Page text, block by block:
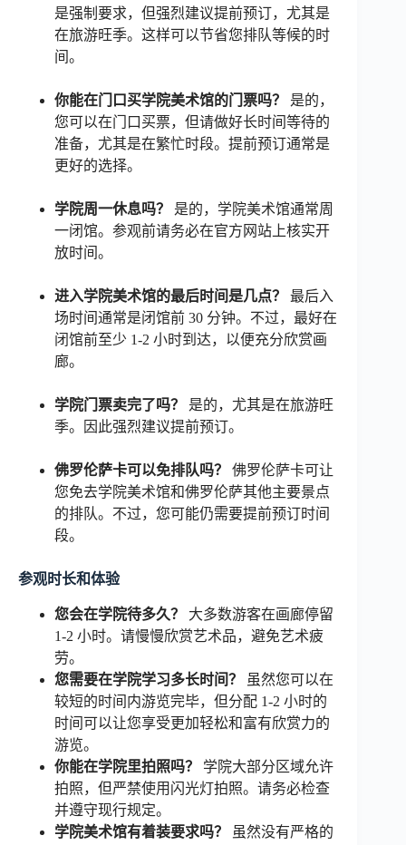
是强制要求，但强烈建议提前预订，尤其是
在旅游旺季。这样可以节省您排队等候的时
间。
你能在门口买学院美术馆的门票吗？
是的，
您可以在门口买票，但请做好长时间等待的
准备，尤其是在繁忙时段。提前预订通常是
更好的选择。
学院周一休息吗？
是的，学院美术馆通常周
一闭馆。参观前请务必在官方网站上核实开
放时间。
进入学院美术馆的最后时间是几点？
最后入
场时间通常是闭馆前 30 分钟。不过，最好在
闭馆前至少 1-2 小时到达，以便充分欣赏画
廊。
学院门票卖完了吗？
是的，尤其是在旅游旺
季。因此强烈建议提前预订。
佛罗伦萨卡可以免排队吗？
佛罗伦萨卡可让
您免去学院美术馆和佛罗伦萨其他主要景点
的排队。不过，您可能仍需要提前预订时间
段。
参观时长和体验
您会在学院待多久？
大多数游客在画廊停留
1-2 小时。请慢慢欣赏艺术品，避免艺术疲
劳。
您需要在学院学习多长时间？
虽然您可以在
较短的时间内游览完毕，但分配 1-2 小时的
时间可以让您享受更加轻松和富有欣赏力的
游览。
你能在学院里拍照吗？
学院大部分区域允许
拍照，但严禁使用闪光灯拍照。请务必检查
并遵守现行规定。
学院美术馆有着装要求吗？
虽然没有严格的